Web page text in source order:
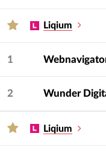
на их карточки
позволяет
сайтов в Алматы,
те студии,
Выбрали
ваших задач
Организуйте
Liqium
1
2 Wunder
Liqium